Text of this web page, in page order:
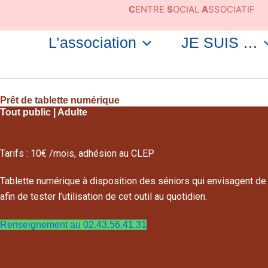
CENTRE SOCIAL ASSOCIATIF
L’association JE SUIS …
Prêt de tablette numérique
Tout public | Adulte
Tarifs : 10€ /mois, adhésion au CLEP
Tablette numérique à disposition des séniors qui envisagent de
afin de tester l’utilisation de cet outil au quotidien.
Renseignement au 02.43.56.41.31